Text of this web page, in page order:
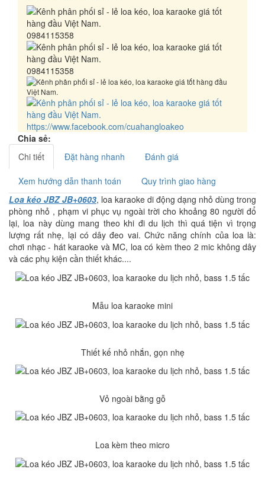
0984115358
0984115358
https://www.facebook.com/cuahangloakeo
Chia sẻ:
Chi tiết
Đặt hàng nhanh Đánh giá
Xem hướng dẫn thanh toán
Quy trình giao hàng
Loa kéo JBZ JB+0603, loa karaoke di động dạng nhỏ dùng trong
phòng nhỏ , phạm vi phục vụ ngoài trời cho khoảng 80 người đổ
lại, loa này dùng mang theo khi đi du lịch thì quá tiện vì trọng
lượng rất nhẹ, lại có dây đeo vai. Chức năng chính của loa là:
chơi nhạc - hát karaoke và MC, loa có kèm theo 2 mic không dây
và các phụ kiện cần thiết khác....
Mẫu loa karaoke mini
Thiết kế nhỏ nhắn, gọn nhẹ
Vỏ ngoài bằng gỗ
Loa kèm theo micro